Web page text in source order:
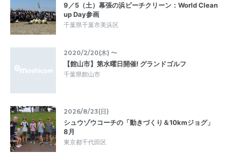
9／5（土）幕張の浜ビーチクリーン：World Clean
up Day参画
千葉県千葉市美浜区
2020/2/20(木) 〜
【館山市】第水曜日開催! グランドゴルフ
千葉県館山市
2026/8/23(日)
シュウゾウコーチの「動きづくり＆10kmジョグ」
8月
東京都千代田区